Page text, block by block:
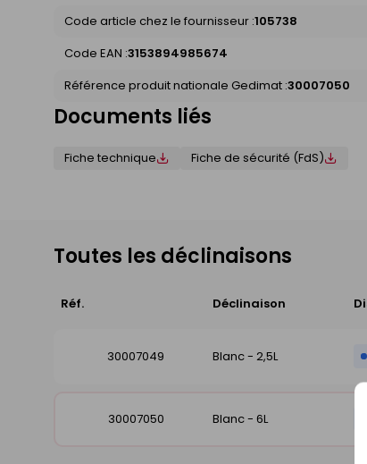
Code article chez le fournisseur :105738
Code EAN :3153894985674
Référence produit nationale Gedimat :30007050
Documents liés
Fiche technique Fiche de sécurité (FdS)
Toutes les déclinaisons
Réf. Déclinaison
30007049 Blanc - 2,5L
30007050
Blanc - 6L